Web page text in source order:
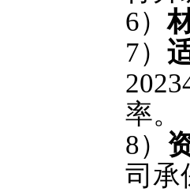
6）
7）
率。
8）
司承